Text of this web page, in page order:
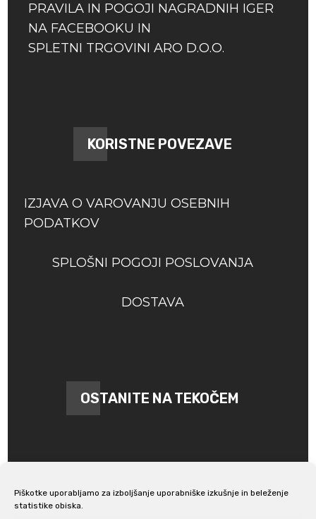
Piškotke uporabljamo za izboljšanje uporabniške izkušnje in beleženje
statistike obiska.
PRAVILA IN POGOJI NAGRADNIH IGER
NA FACEBOOKU IN
SPLETNI TRGOVINI ARO D.O.O.
KORISTNE POVEZAVE
IZJAVA O VAROVANJU OSEBNIH
PODATKOV
SPLOŠNI POGOJI POSLOVANJA
DOSTAVA
OSTANITE NA TEKOČEM